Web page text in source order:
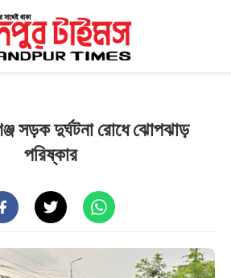
সড়ক দুর্ঘটনা রোধে ঝোপঝাড়
পরিষ্কার